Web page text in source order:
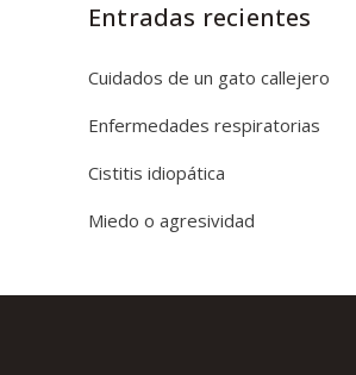
Entradas recientes
Cuidados de un gato callejero
Enfermedades respiratorias
Cistitis idiopática
Miedo o agresividad